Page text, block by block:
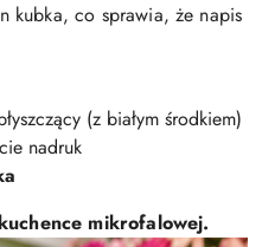
kubka, co sprawia, że napis
(z białym środkiem)
nadruk
mikrofalowej.